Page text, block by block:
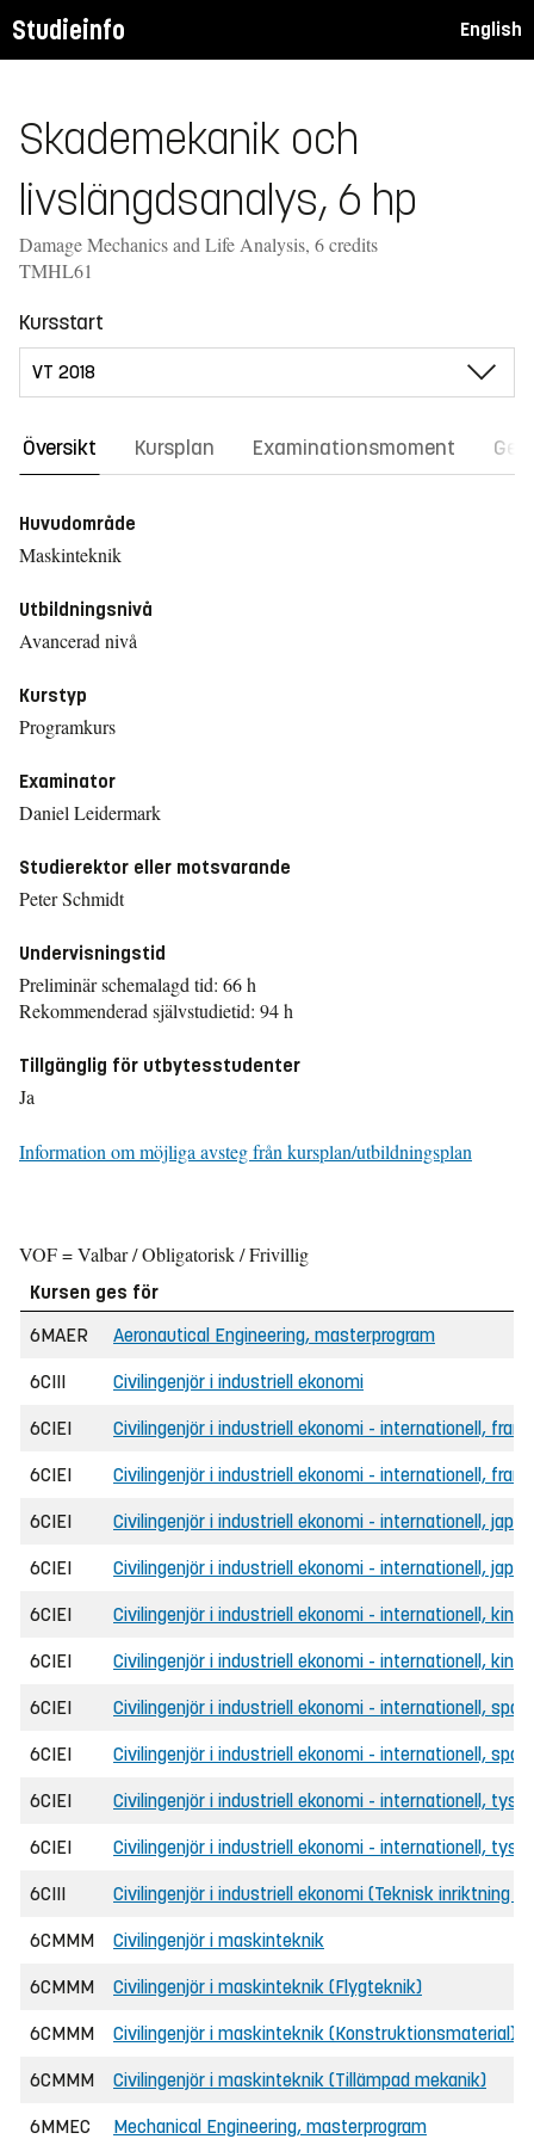
Studieinfo English
Skademekanik och
livslängdsanalys, 6 hp
Damage Mechanics and Life Analysis, 6 credits
TMHL61
Kursstart
Översikt Kursplan Examinationsmoment
Huvudområde
Maskinteknik
Utbildningsnivå
Avancerad nivå
Kurstyp
Programkurs
Examinator
Daniel Leidermark
Studierektor eller motsvarande
Peter Schmidt
Undervisningstid
Preliminär schemalagd tid: 66 h
Rekommenderad självstudietid: 94 h
Tillgänglig för utbytesstudenter
Ja
Information om möjliga avsteg från kursplan/utbildningsplan
VOF = Valbar / Obligatorisk / Frivillig
Kursen ges för
6MAER
Aeronautical Engineering, masterprogram
6CIII Civilingenjör i industriell ekonomi
6CIEI Civilingenjör i industriell ekonomi - internationell,
6CIEI Civilingenjör i industriell ekonomi - internationell,
6CIEI Civilingenjör i industriell ekonomi - internationell,
6CIEI Civilingenjör i industriell ekonomi - internationell,
6CIEI Civilingenjör i industriell ekonomi - internationell,
6CIEI Civilingenjör i industriell ekonomi - internationell,
6CIEI Civilingenjör i industriell ekonomi - internationell,
6CIEI Civilingenjör i industriell ekonomi - internationell,
6CIEI Civilingenjör i industriell ekonomi - internationell, tyska
6CIEI Civilingenjör i industriell ekonomi - internationell,
6CIII Civilingenjör i industriell ekonomi (Teknisk inriktning
6CMMM Civilingenjör i maskinteknik
6CMMM Civilingenjör i maskinteknik (Flygteknik)
6CMMM Civilingenjör i maskinteknik (Konstruktionsmaterial)
6CMMM Civilingenjör i maskinteknik (Tillämpad mekanik)
6MMEC Mechanical Engineering, masterprogram